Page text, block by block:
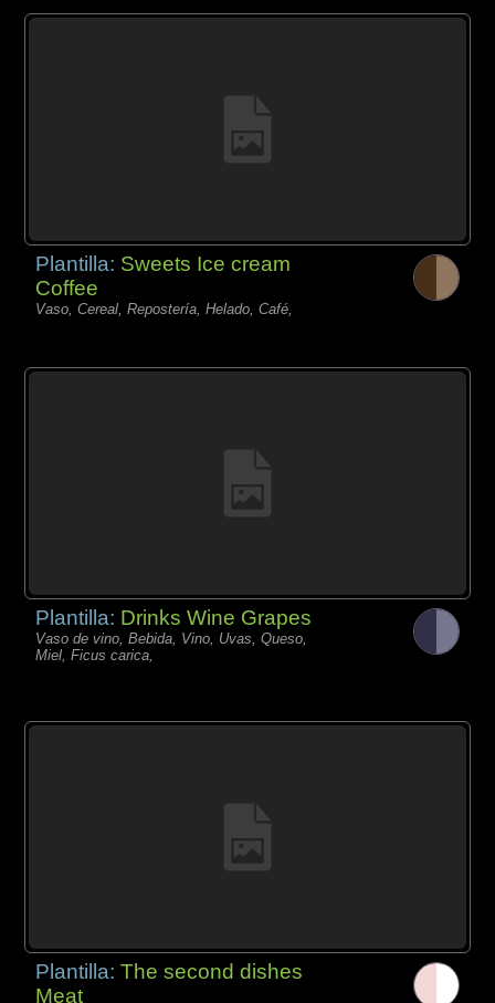
Plantilla: Sweets Ice cream
Coffee
Vaso, Cereal, Repostería, Helado, Café,
Plantilla: Drinks Wine Grapes
Vaso de vino, Bebida, Vino, Uvas, Queso,
Miel, Ficus carica,
Plantilla:The second dishes
Meat